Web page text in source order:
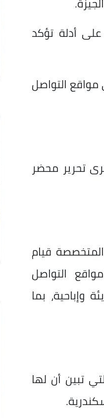
أدلة تؤكد
مواقع التواصل
تحرير محضر
قيام
التواصل
وإباحية، بما
تبين أن لها